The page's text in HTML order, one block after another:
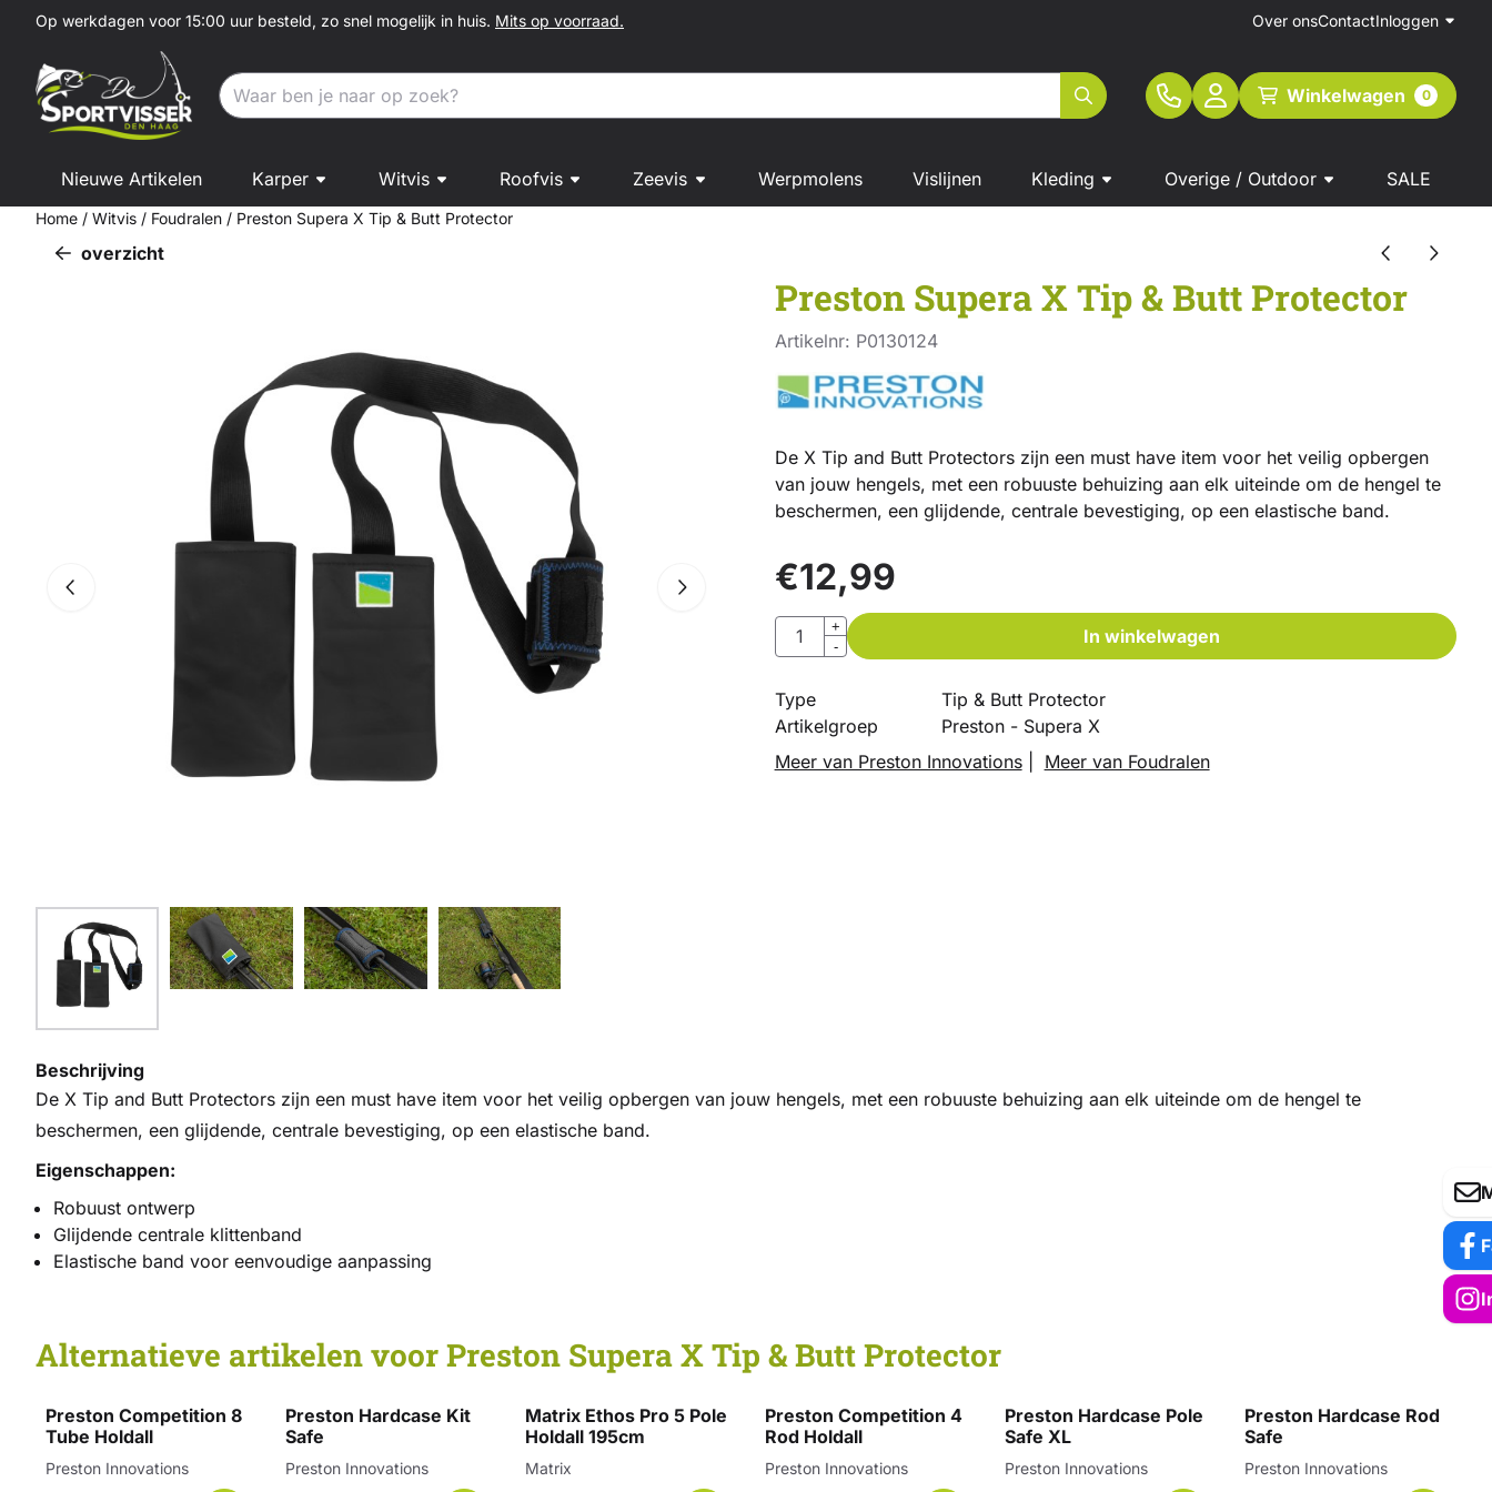
Cookievoorkeuren zijn momenteel gesloten.
Op werkdagen voor 15:00 uur besteld, zo snel mogelijk in huis. Mits op voorraad. Over onsContactInloggen
Zoeken Winkelwagen 0
Nieuwe Artikelen Karper Witvis Roofvis Zeevis Werpmolens Vislijnen Kleding Overige / Outdoor SALE
Home / Witvis / Foudralen / Preston Supera X Tip & Butt Protector
overzicht
Preston Supera X Tip & Butt Protector
Artikelnr: P0130124
De X Tip and Butt Protectors zijn een must have item voor het veilig opbergen
van jouw hengels, met een robuuste behuizing aan elk uiteinde om de hengel te
beschermen, een glijdende, centrale bevestiging, op een elastische band.
€12,99
Aantal
+
-
In winkelwagen
Type
Tip & Butt Protector
Artikelgroep
Preston - Supera X
Meer van Preston Innovations| Meer van Foudralen
Beschrijving
De X Tip and Butt Protectors zijn een must have item voor het veilig opbergen van jouw hengels, met een robuuste behuizing aan elk uiteinde om de hengel te
beschermen, een glijdende, centrale bevestiging, op een elastische band.
Eigenschappen:
Robuust ontwerp
Glijdende centrale klittenband
Elastische band voor eenvoudige aanpassing
Alternatieve artikelen voorPreston Supera X Tip & Butt Protector
Preston Competition 8
Tube Holdall
Merk:
Preston Innovations
Preston Hardcase Kit
Safe
Merk:
Preston Innovations
Matrix Ethos Pro 5 Pole
Holdall 195cm
Merk:
Matrix
Preston Competition 4
Rod Holdall
Merk:
Preston Innovations
Preston Hardcase Pole
Safe XL
Merk:
Preston Innovations
Preston Hardcase Rod
Safe
Merk:
Preston Innovations